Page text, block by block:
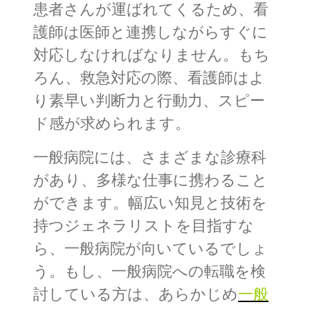
患者さんが運ばれてくるため、看
護師は医師と連携しながらすぐに
対応しなければなりません。もち
ろん、救急対応の際、看護師はよ
り素早い判断力と行動力、スピー
ド感が求められます。
一般病院には、さまざまな診療科
があり、多様な仕事に携わること
ができます。幅広い知見と技術を
持つジェネラリストを目指すな
ら、一般病院が向いているでしょ
う。もし、一般病院への転職を検
討している方は、あらかじめ一般